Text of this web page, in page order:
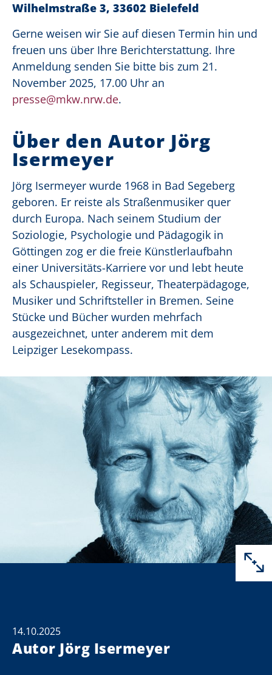
Wilhelmstraße 3, 33602 Bielefeld
Gerne weisen wir Sie auf diesen Termin hin und
freuen uns über Ihre Berichterstattung. Ihre
Anmeldung senden Sie bitte bis zum 21.
November 2025, 17.00 Uhr an
presse@mkw.nrw.de.
Über den Autor Jörg
Isermeyer
Jörg Isermeyer wurde 1968 in Bad Segeberg
geboren. Er reiste als Straßenmusiker quer
durch Europa. Nach seinem Studium der
Soziologie, Psychologie und Pädagogik in
Göttingen zog er die freie Künstlerlaufbahn
einer Universitäts-Karriere vor und lebt heute
als Schauspieler, Regisseur, Theaterpädagoge,
Musiker und Schriftsteller in Bremen. Seine
Stücke und Bücher wurden mehrfach
ausgezeichnet, unter anderem mit dem
Leipziger Lesekompass.
14.10.2025
Autor Jörg Isermeyer